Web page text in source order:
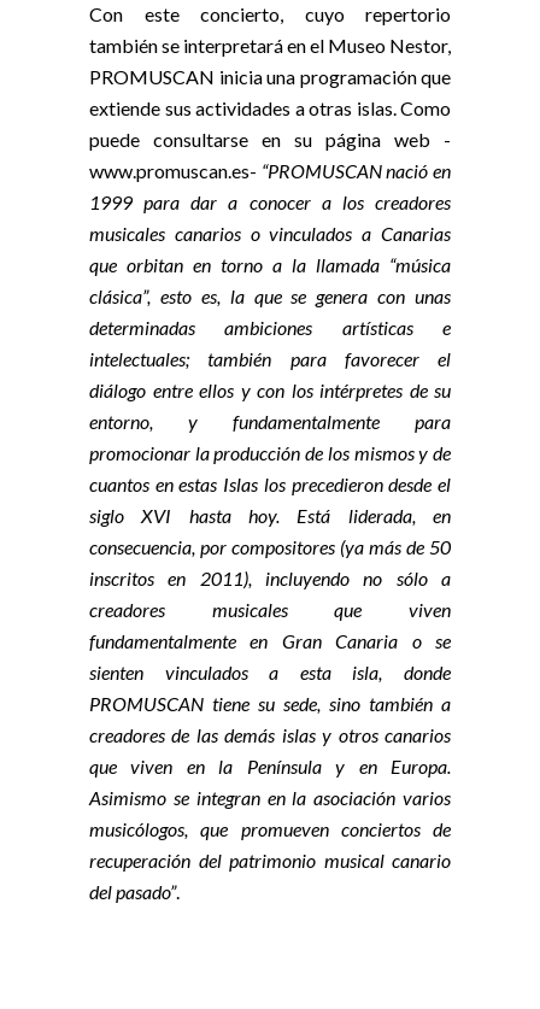
Con este concierto, cuyo repertorio
también se interpretará en el Museo Nestor,
PROMUSCAN inicia una programación que
extiende sus actividades a otras islas. Como
puede consultarse en su página web -
www.promuscan.es- “PROMUSCAN nació en
1999 para dar a conocer a los creadores
musicales canarios o vinculados a Canarias
que orbitan en torno a la llamada “música
clásica”, esto es, la que se genera con unas
determinadas ambiciones artísticas e
intelectuales; también para favorecer el
diálogo entre ellos y con los intérpretes de su
entorno, y fundamentalmente para
promocionar la producción de los mismos y de
cuantos en estas Islas los precedieron desde el
siglo XVI hasta hoy. Está liderada, en
consecuencia, por compositores (ya más de 50
inscritos en 2011), incluyendo no sólo a
creadores musicales que viven
fundamentalmente en Gran Canaria o se
sienten vinculados a esta isla, donde
PROMUSCAN tiene su sede, sino también a
creadores de las demás islas y otros canarios
que viven en la Península y en Europa.
Asimismo se integran en la asociación varios
musicólogos, que promueven conciertos de
recuperación del patrimonio musical canario
del pasado”.